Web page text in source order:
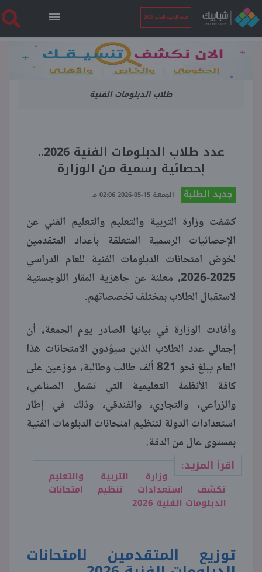
نتيجة الثانوية العامة 2026
الرئيسية
نتيجة الثانوية العامة 2026
فنجان قهوة
منوعات
طلاب الدبلومات الفنية
عدد طلاب الدبلومات الفنية 2026..
إحصائية رسمية من الوزارة
جديد الطلبة الجمعة 15-05-2026 02:06 مـ
كشفت وزارة التربية والتعليم والتعليم الفني عن
الإحصائيات الرسمية المتعلقة بأعداد المتقدمين
لخوض امتحانات الدبلومات الفنية للعام الدراسي
2025-2026، معلنة عن جاهزية المقار اللوجستية
لاستقبال الطلاب بمختلف تخصصاتهم.
وأفادت الوزارة في بيانها الصادر يوم الجمعة، أن
إجمالي عدد الطلاب الذين سيؤدون الامتحانات هذا
العام يبلغ نحو 821 ألف طالب وطالبة، موزعين على
كافة الأنظمة التعليمية التي تشمل الصناعي،
والزراعي، والتجاري، والفندقي، وذلك في إطار
استعدادات الدولة لتنظيم امتحانات الدبلومات الفنية
بمستوى عال من الدقة.
اقرأ المزيد:
وزارة التربية والتعليم
تكشف استعدادات تنظيم امتحانات
الدبلومات الفنية 2026
توزيع المتقدمين لامتحانات